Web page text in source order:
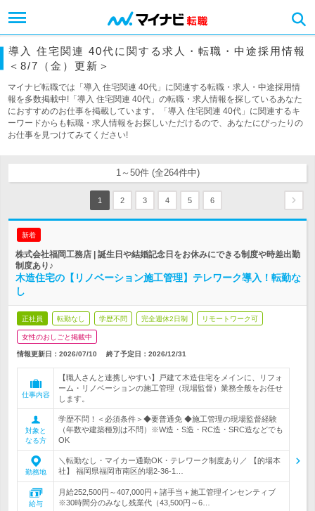
導入 住宅関連 40代に関する求人・転職・中途採用情報
＜8/7（金）更新＞
マイナビ転職では「導入 住宅関連 40代」に関連する転職・求人・中途採用情
報を多数掲載中!「導入 住宅関連 40代」の転職・求人情報を探しているあなた
におすすめのお仕事を掲載しています。「導入 住宅関連 40代」に関連するキ
ーワードからも転職・求人情報をお探しいただけるので、あなたにぴったりの
お仕事を見つけてみてください!
1～50件 (全264件中)
1 2 3 4 5 6
新着
株式会社福岡工務店 | 誕生日や結婚記念日をお休みにできる制度や時差出勤
制度あり♪
木造住宅の【リノベーション施工管理】テレワーク導入！転勤な
し
正社員 転勤なし 学歴不問 完全週休2日制 リモートワーク可
女性のおしごと掲載中
情報更新日：2026/07/10 終了予定日： 2026/12/31
仕事内容
【職人さんと連携しやすい】戸建て木造住宅をメインに、リフォ
ーム・リノベーションの施工管理（現場監督）業務全般をお任せ
します。
対象と
なる方
学歴不問！＜必須条件＞◆要普通免 ◆施工管理の現場監督経験
（年数や建築種別は不問）※W造・S造・RC造・SRC造などでも
OK
勤務地
＼転勤なし・マイカー通勤OK・テレワーク制度あり／ 【的場本
社】 福岡県福岡市南区的場2-36-1…
給与
月給252,500円～407,000円＋諸手当＋施工管理インセンティブ
※30時間分のみなし残業代（43,500円～6…